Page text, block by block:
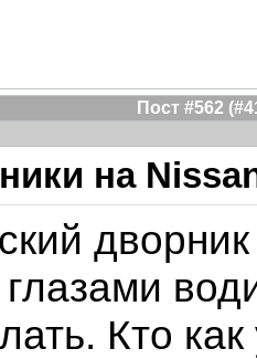
Пост #562
на
глазами
Кто